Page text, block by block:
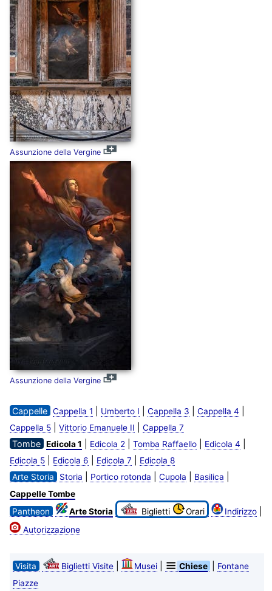
Assunzione della Vergine
Assunzione della Vergine
Cappelle Cappella 1 Umberto I Cappella 3 Cappella 4
Cappella 5| Vittorio Emanuele II Cappella 7
Tombe Edicola 1 Edicola 2 Tomba Raffaello| Edicola 4
Edicola 5| Edicola 6 Edicola 7
Edicola 8
Arte Storia
Storia Portico rotonda Cupola Basilica
Cappelle Tombe
Pantheon
Arte Storia Biglietti Orari Indirizzo|
Autorizzazione
Visita Biglietti Visite| Musei| Chiese
Fontane
Piazze